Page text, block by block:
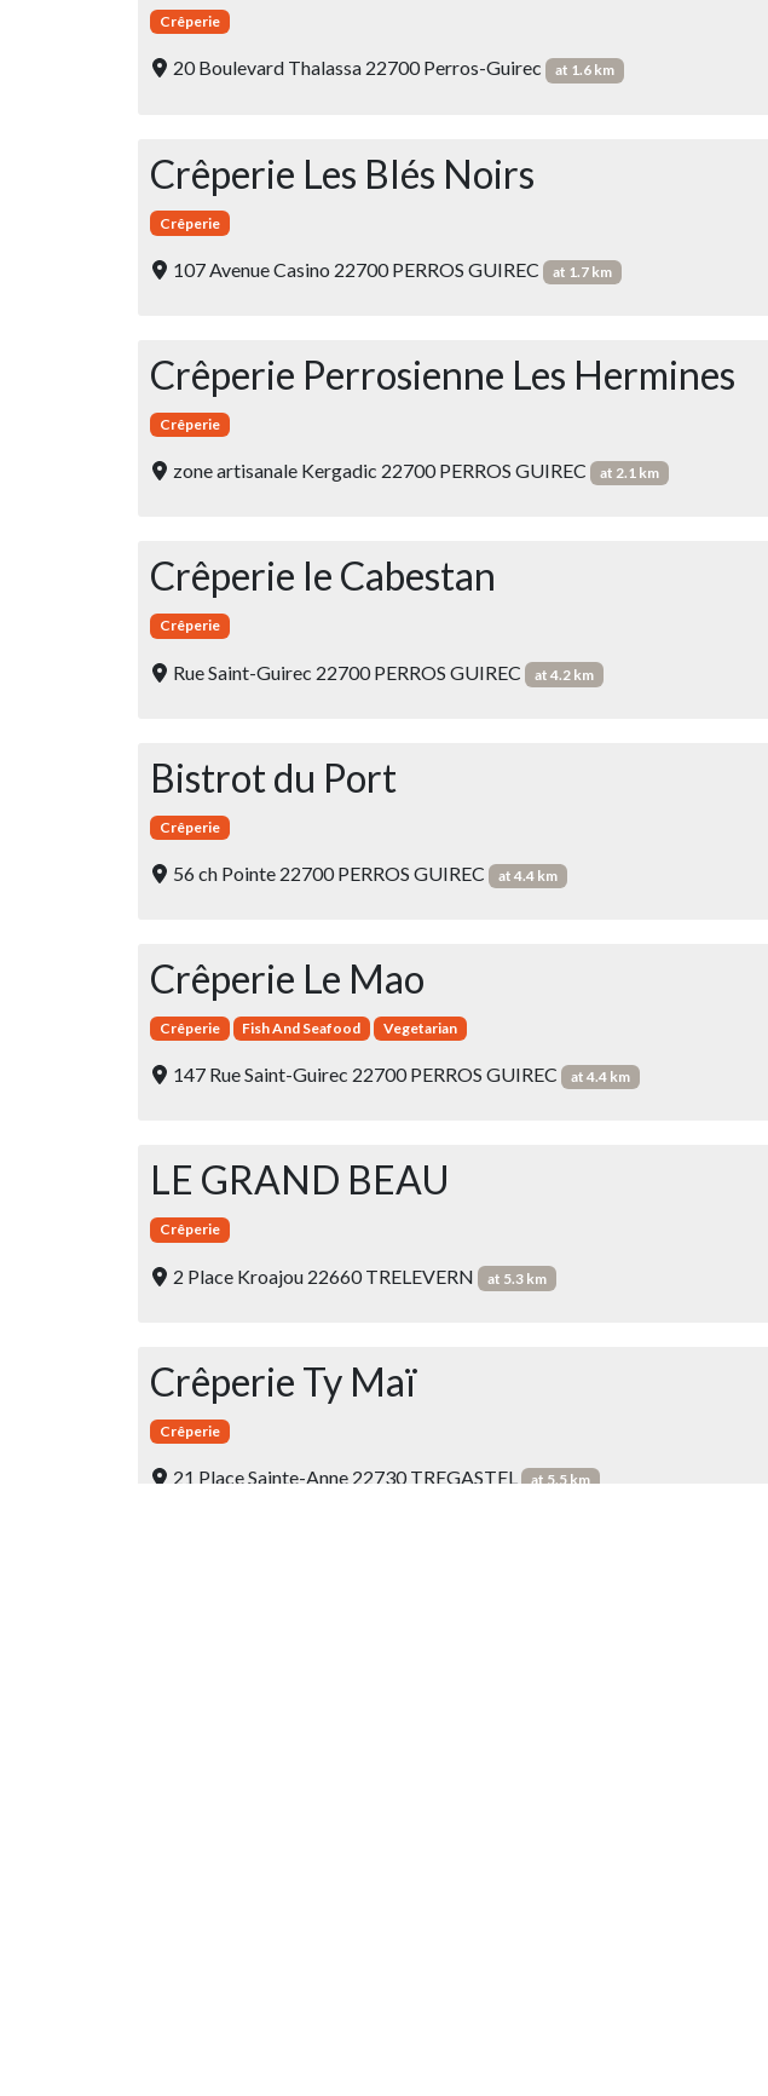
Crêperie
20 Boulevard Thalassa 22700 Perros-Guirec at 1.6 km
Crêperie Les Blés Noirs
Crêperie
107 Avenue Casino 22700 PERROS GUIREC at 1.7 km
Crêperie Perrosienne Les Hermines
Crêperie
zone artisanale Kergadic 22700 PERROS GUIREC at 2.1 km
Crêperie le Cabestan
Crêperie
Rue Saint-Guirec 22700 PERROS GUIREC at 4.2 km
Bistrot du Port
Crêperie
56 ch Pointe 22700 PERROS GUIREC at 4.4 km
Crêperie Le Mao
Crêperie Fish And Seafood Vegetarian
147 Rue Saint-Guirec 22700 PERROS GUIREC at 4.4 km
LE GRAND BEAU
Crêperie
2 Place Kroajou 22660 TRELEVERN at 5.3 km
Crêperie Ty Maï
Crêperie
21 Place Sainte-Anne 22730 TREGASTEL at 5.5 km